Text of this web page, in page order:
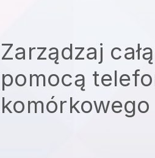
Zarządzaj
pomocą
komórkowego